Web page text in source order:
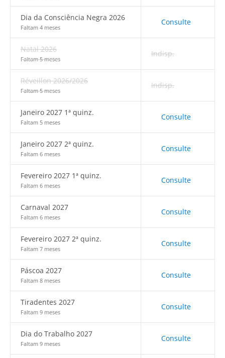
Dia da Consciência Negra 2026
Faltam 4 meses
Consulte
Natal 2026
Faltam 5 meses
Indisp.
Réveillon 2026/2026
Faltam 5 meses
Indisp.
Janeiro 2027 1ª quinz.
Faltam 5 meses
Consulte
Janeiro 2027 2ª quinz.
Faltam 6 meses
Consulte
Fevereiro 2027 1ª quinz.
Faltam 6 meses
Consulte
Carnaval 2027
Faltam 6 meses
Consulte
Fevereiro 2027 2ª quinz.
Faltam 7 meses
Consulte
Páscoa 2027
Faltam 8 meses
Consulte
Tiradentes 2027
Faltam 9 meses
Consulte
Dia do Trabalho 2027
Faltam 9 meses
Consulte